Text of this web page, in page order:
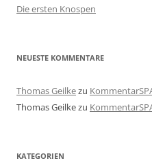
Die ersten Knospen
NEUESTE KOMMENTARE
Thomas Geilkezu
Thomas Geilkezu
KATEGORIEN